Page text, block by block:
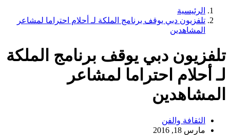
الرئيسية
تلفزيون دبي يوقف برنامج الملكة لـ أحلام احتراما لمشاعر
المشاهدين
تلفزيون دبي يوقف برنامج الملكة
لـ أحلام احتراما لمشاعر
المشاهدين
الثقافة والفن
مارس 18, 2016